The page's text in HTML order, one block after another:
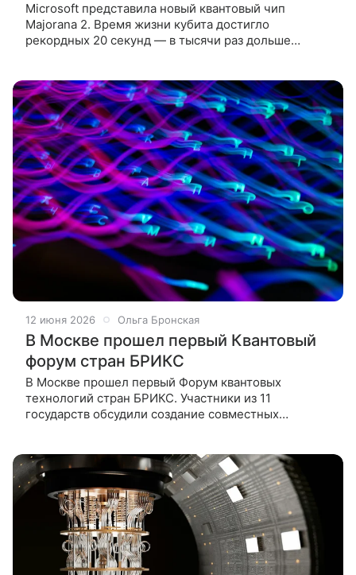
Microsoft представила новый квантовый чип
Majorana 2. Время жизни кубита достигло
рекордных 20 секунд — в тысячи раз дольше
12 июня 2026 Ольга Бронская
В Москве прошел первый Квантовый
форум стран БРИКС
В Москве прошел первый Форум квантовых
технологий стран БРИКС. Участники из 11
государств обсудили создание совместных